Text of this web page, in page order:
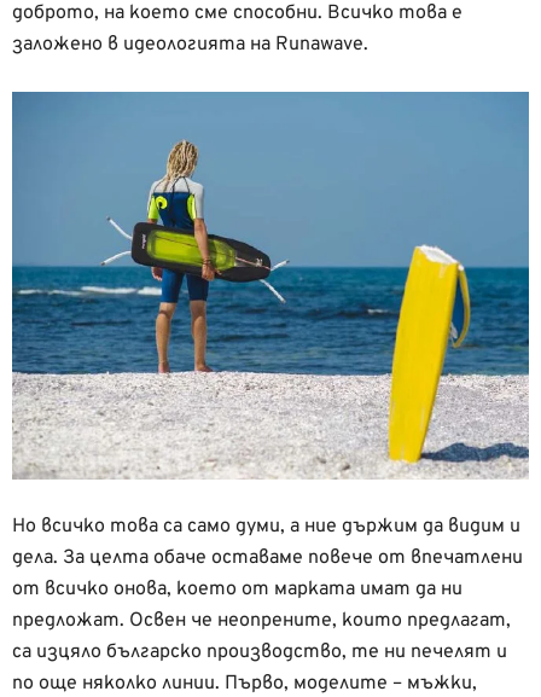
доброто, на което сме способни. Всичко това е
заложено в идеологията на Runawave.
Но всичко това са само думи, а ние държим да видим и
дела. За целта обаче оставаме повече от впечатлени
от всичко онова, което от марката имат да ни
предложат. Освен че неопрените, които предлагат,
са изцяло българско производство, те ни печелят и
по още няколко линии. Първо, моделите – мъжки,